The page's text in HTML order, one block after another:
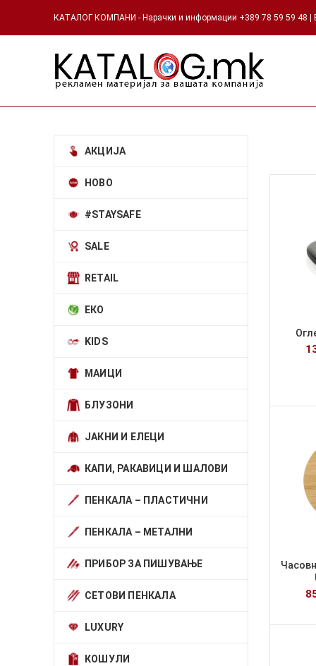
КАТАЛОГ КОМПАНИ - Нарачки и информации +389 78 59 59 48 |
АКЦИЈА
НОВО
#STAYSAFE
SALE
RETAIL
ЕКО
KIDS
МАИЦИ
БЛУЗОНИ
ЈАКНИ И ЕЛЕЦИ
КАПИ, РАКАВИЦИ И ШАЛОВИ
ПЕНКАЛА – ПЛАСТИЧНИ
ПЕНКАЛА – МЕТАЛНИ
ПРИБОР ЗА ПИШУВАЊЕ
СЕТОВИ ПЕНКАЛА
LUXURY
КОШУЛИ